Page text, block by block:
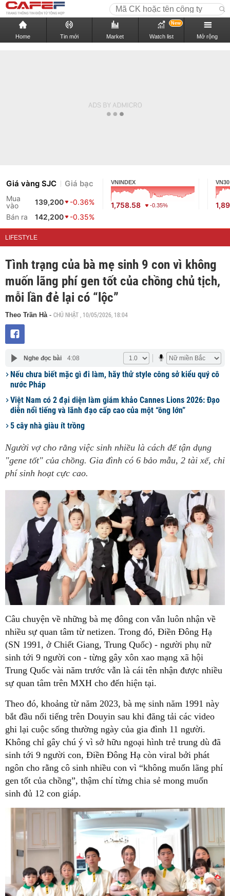
Home Tin mới Market Watch list
New
Mở rộng
Giá vàng SJC Giá bạc
Mua
vào
139,200
-0.36%
Bán ra
142,200 -0.35%
VNINDEX
1,758.58 -0.35%
VN30
LIFESTYLE
Tình trạng của bà mẹ sinh 9 con vì không
muốn lãng phí gen tốt của chồng chủ tịch,
mỗi lần đẻ lại có “lộc”
Theo Trần Hà - CHỦ NHẬT , 10/05/2026, 18:04
Nghe đọc bài 4:08
Nếu chưa biết mặc gì đi làm, hãy thử style công sở kiểu quý cô
nước Pháp
Việt Nam có 2 đại diện làm giám khảo Cannes Lions 2026: Đạo
diễn nổi tiếng và lãnh đạo cấp cao của một “ông lớn”
5 cây nhà giàu ít trồng
Người vợ cho rằng việc sinh nhiều là cách để tận dụng
"gene tốt" của chồng. Gia đình có 6 bảo mẫu, 2 tài xế, chi
phí sinh hoạt cực cao.
Câu chuyện về những bà mẹ đông con vẫn luôn nhận về
nhiều sự quan tâm từ netizen. Trong đó, Điền Đông Hạ
(SN 1991, ở Chiết Giang, Trung Quốc) - người phụ nữ
sinh tới 9 người con - từng gây xôn xao mạng xã hội
Trung Quốc vài năm trước vẫn là cái tên nhận được nhiều
sự quan tâm trên MXH cho đến hiện tại.
Theo đó, khoảng từ năm 2023, bà mẹ sinh năm 1991 này
bắt đầu nổi tiếng trên Douyin sau khi đăng tải các video
ghi lại cuộc sống thường ngày của gia đình 11 người.
Không chỉ gây chú ý vì sở hữu ngoại hình trẻ trung dù đã
sinh tới 9 người con, Điền Đông Hạ còn viral bởi phát
ngôn cho rằng cô sinh nhiều con vì “không muốn lãng phí
gen tốt của chồng”, thậm chí từng chia sẻ mong muốn
sinh đủ 12 con giáp.